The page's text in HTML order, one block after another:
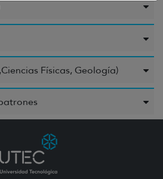
Físicas, Geología)